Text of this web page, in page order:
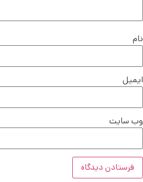
نام
ایمیل
وب‌ سایت